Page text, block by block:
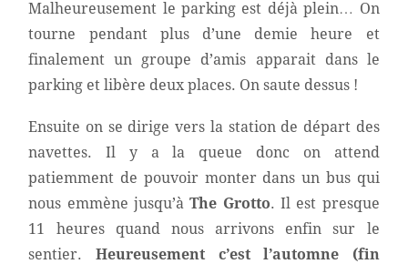
Malheureusement le parking est déjà plein… On
tourne pendant plus d’une demie heure et
finalement un groupe d’amis apparait dans le
parking et libère deux places. On saute dessus !
Ensuite on se dirige vers la station de départ des
navettes. Il y a la queue donc on attend
patiemment de pouvoir monter dans un bus qui
nous emmène jusqu’àThe Grotto. Il est presque
11 heures quand nous arrivons enfin sur le
sentier. Heureusement c’est l’automne (fin